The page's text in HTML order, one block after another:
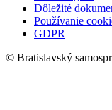
Dôležité
Používanie
GDPR
© Bratislavský